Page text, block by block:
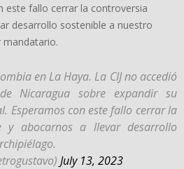
este fallo cerrar la controversia
desarrollo sostenible a nuestro
mandatario.
en La Haya. La CIJ no accedió
Nicaragua sobre expandir su
Esperamos con este fallo cerrar la
y abocarnos a llevar desarrollo
July 13, 2023